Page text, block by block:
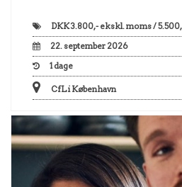
DKK3.800,- ekskl. moms /
22. september 2026
1dage
CfL i København